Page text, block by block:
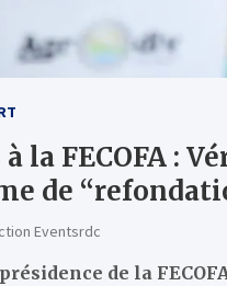
la FECOFA :
de
Eventsrdc
de la